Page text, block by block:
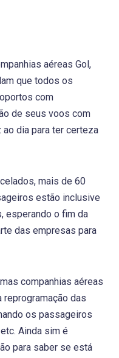
aéreas Gol,
que todos os
com
de seus voos com
dia para ter certeza
mais de 60
estão inclusive
esperando o fim da
das empresas para
companhias aéreas
reprogramação das
os passageiros
Ainda sim é
para saber se está